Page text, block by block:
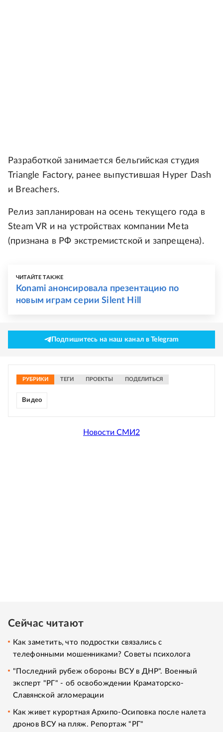
Разработкой занимается бельгийская студия
Triangle Factory, ранее выпустившая Hyper Dash
и Breachers.
Релиз запланирован на осень текущего года в
Steam VR и на устройствах компании Meta
(признана в РФ экстремистской и запрещена).
ЧИТАЙТЕ ТАКЖЕ
Konami анонсировала презентацию по
новым играм серии Silent Hill
Подпишитесь на наш канал в Telegram
РУБРИКИ ТЕГИ ПРОЕКТЫ ПОДЕЛИТЬСЯ
Видео
Новости СМИ2
Сейчас читают
Как заметить, что подростки связались с
телефонными мошенниками? Советы психолога
"Последний рубеж обороны ВСУ в ДНР". Военный
эксперт "РГ" - об освобождении Краматорско-
Славянской агломерации
Как живет курортная Архипо-Осиповка после налета
дронов ВСУ на пляж. Репортаж "РГ"